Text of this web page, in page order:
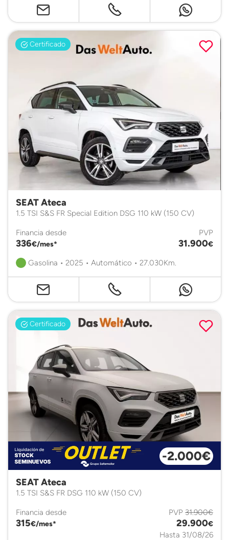
Certificado
SEAT Ateca
1.5 TSI S&S FR Special Edition DSG 110 kW (150 CV)
Financia desde
336€/mes*
PVP
31.900€
Gasolina • 2025 • Automático • 27.030Km.
Certificado
-2.000€
SEAT Ateca
1.5 TSI S&S FR DSG 110 kW (150 CV)
Financia desde
315€/mes*
PVP 31.900€
29.900€
Hasta 31/08/26